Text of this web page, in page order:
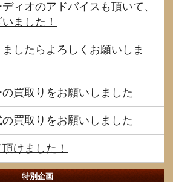
ィオのアドバイスも頂いて、
ました！
したらよろしくお願いしま
買取りをお願いしました
買取りをお願いしました
けました！
特別企画